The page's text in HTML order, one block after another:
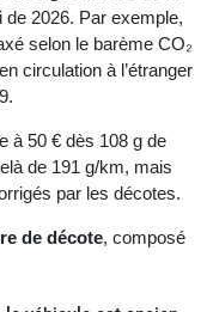
de 2026. Par exemple,
selon le barème CO₂
circulation à l’étranger
à 50 € dès 108 g de
de 191 g/km, mais
par les décotes.
de décote, composé